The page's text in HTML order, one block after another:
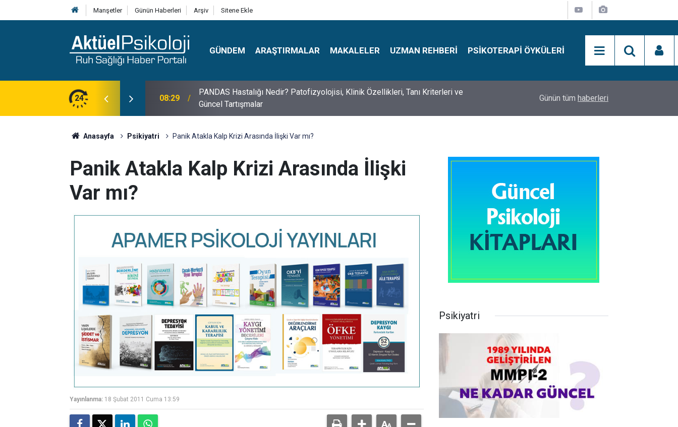
Manşetler Günün Haberleri Arşiv Sitene Ekle
GÜNDEM ARAŞTIRMALAR MAKALELER UZMAN REHBERI PSIKOTERAPI ÖYKÜLERI
24
Klinik Özellikleri, Tanı Kriterleri ve
10:30 10 Mayıs Psikologlar Günü Nasıl Ortaya Çıktı? 10 Mayıs Tarihinin Hikayesi Simon Says Dikkat Programı Nedir?
Günün tüm haberleri
Anasayfa Psikiyatri Panik Atakla Kalp Krizi Arasında İlişki Var mı?
Panik Atakla Kalp Krizi Arasında İlişki
Var mı?
Yayınlanma: 18 Şubat 2011 Cuma 13:59
Psikiyatri